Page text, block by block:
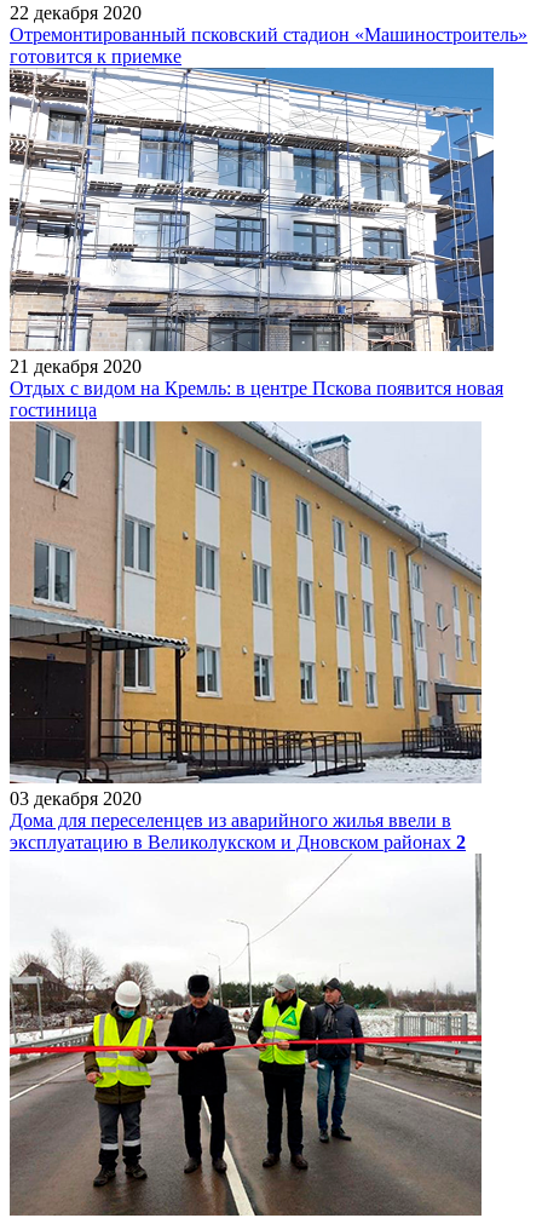
22 декабря 2020
Отремонтированный псковский стадион «Машиностроитель»
готовится к приемке
21 декабря 2020
Отдых с видом на Кремль: в центре Пскова появится новая
гостиница
03 декабря 2020
Дома для переселенцев из аварийного жилья ввели в
эксплуатацию в Великолукском и Дновском районах 2